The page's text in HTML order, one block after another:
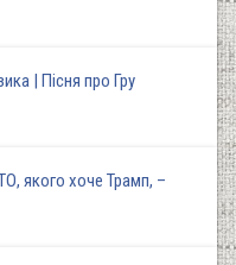
| Пісня про Гру
якого хоче Трамп, –